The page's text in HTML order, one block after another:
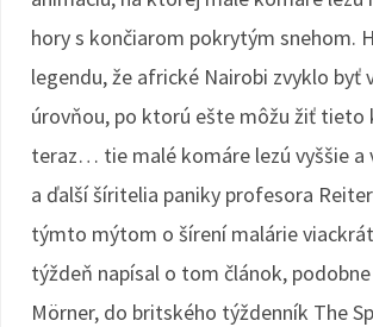
hory s končiarom pokrytým snehom.
legendu, že africké Nairobi zvyklo byť
úrovňou, po ktorú ešte môžu žiť tieto
teraz… tie malé komáre lezú vyššie a
a ďalší šíritelia paniky profesora
týmto mýtom o šírení malárie
týždeň napísal o tom článok,
Mörner, do britského týždenník The